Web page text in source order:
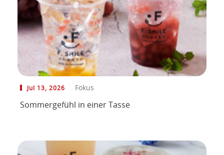
Jul 13, 2026 Fokus
Sommergefühl in einer Tasse